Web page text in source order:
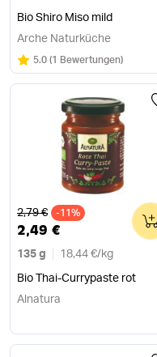
Bio Shiro Miso mild
Arche Naturküche
Bewertung:
5.0/5
(1 Bewertungen)
Alter Preis
2,79 € -11%
2,49 €
135 g 18,44 €/ kg
Bio Thai-Currypaste rot
0
Alnatura